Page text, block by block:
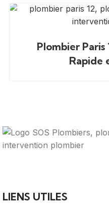
Plombier
Rapide
LIENS UTILES